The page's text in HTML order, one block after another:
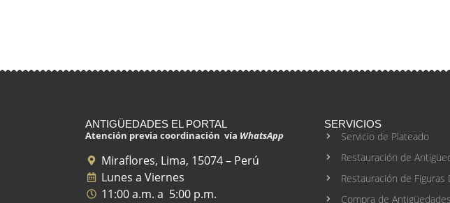
ANTIGÜEDADES EL PORTAL
Atención previa coordinación vía WhatsApp
Miraflores, Lima, 15074 – Perú
Lunes a Viernes
11:00 a.m. a 5:00 p.m.
SERVICIOS
Servicio de Plateado
Restauración de
Restauración de Figuras
Compra de Antigüedades